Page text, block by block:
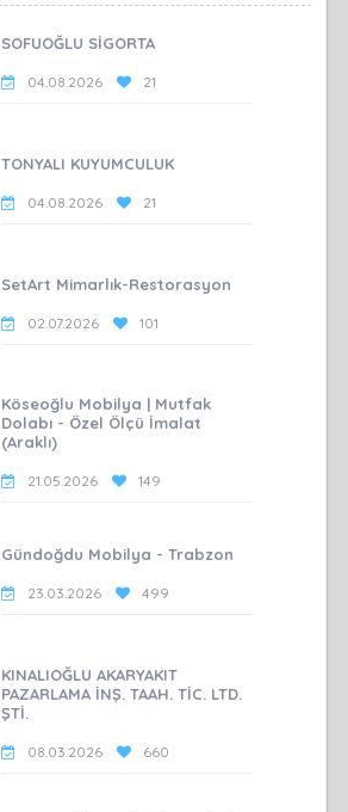
SOFUOĞLU SİGORTA
04.08.2026 21
TONYALI KUYUMCULUK
04.08.2026 21
SetArt Mimarlık-Restorasyon
02.07.2026 101
Köseoğlu Mobilya | Mutfak
Dolabı - Özel Ölçü İmalat
(Araklı)
21.05.2026 149
Gündoğdu Mobilya - Trabzon
23.03.2026 499
KINALIOĞLU AKARYAKIT
PAZARLAMA İNŞ. TAAH. TİC. LTD.
ŞTİ.
08.03.2026 660